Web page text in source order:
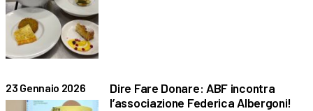
23 Gennaio 2026
Dire Fare Donare: ABF incontra
l’associazione Federica Albergoni!